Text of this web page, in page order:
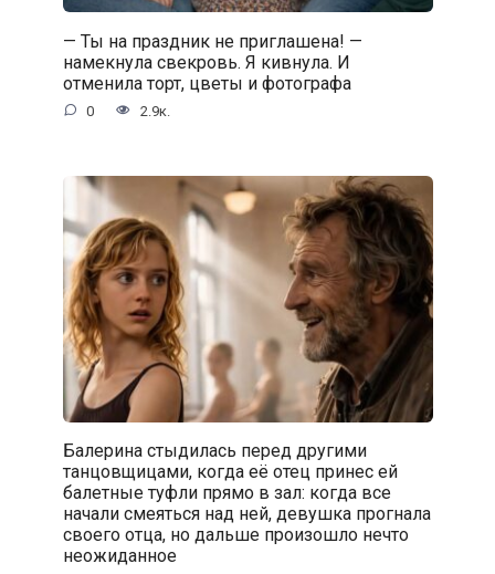
— Ты на праздник не приглашена! —
намекнула свекровь. Я кивнула. И
отменила торт, цветы и фотографа
0 2.9к.
Балерина стыдилась перед другими
танцовщицами, когда её отец принес ей
балетные туфли прямо в зал: когда все
начали смеяться над ней, девушка прогнала
своего отца, но дальше произошло нечто
неожиданное